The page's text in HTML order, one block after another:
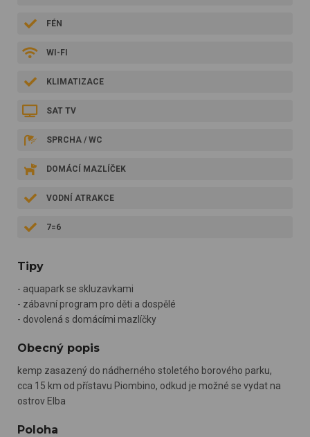
FÉN
WI-FI
KLIMATIZACE
SAT TV
SPRCHA / WC
DOMÁCÍ MAZLÍČEK
VODNÍ ATRAKCE
7=6
Tipy
- aquapark se skluzavkami
- zábavní program pro děti a dospělé
- dovolená s domácími mazlíčky
Obecný popis
kemp zasazený do nádherného stoletého borového parku,
cca 15 km od přístavu Piombino, odkud je možné se vydat na
ostrov Elba
Poloha